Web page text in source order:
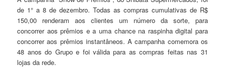
de 1° a 8 de dezembro. Todas as compras cumulativas de R$
150,00 renderam aos clientes um número da sorte, para
concorrer aos prêmios e a uma chance na raspinha digital para
concorrer aos prêmios instantâneos. A campanha comemora os
48 anos do Grupo e foi válida para as compras feitas nas 31
lojas da rede.